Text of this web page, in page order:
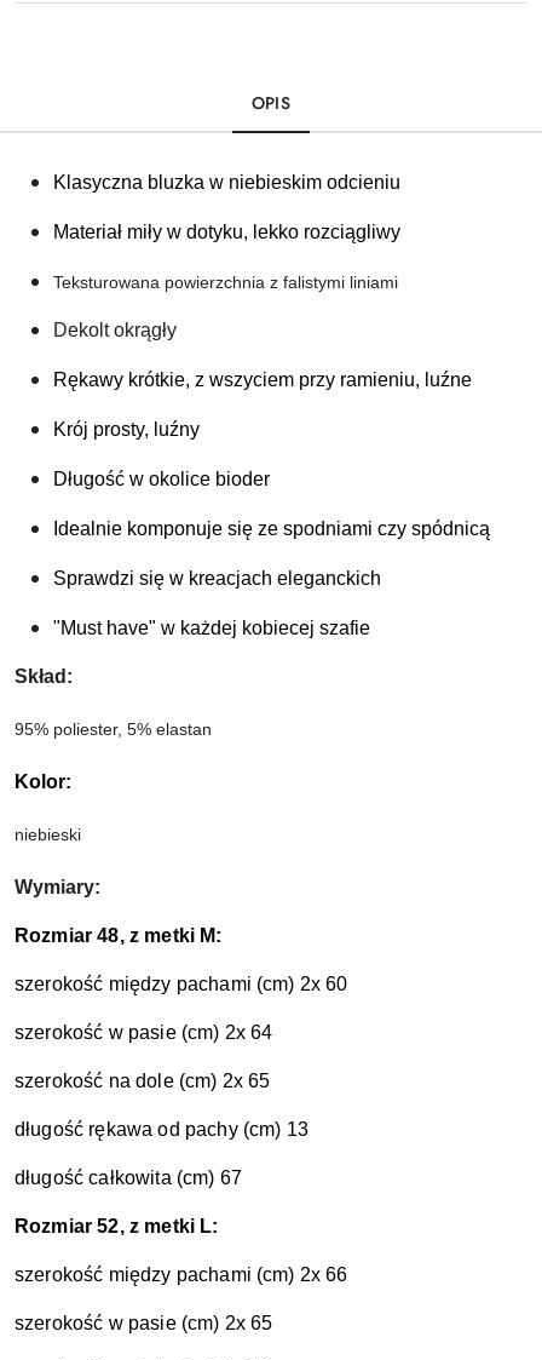
OPIS
Klasyczna bluzka w niebieskim odcieniu
Materiał miły w dotyku, lekko rozciągliwy
Teksturowana powierzchnia z falistymi liniami
Dekolt okrągły
Rękawy krótkie, z wszyciem przy ramieniu, luźne
Krój prosty, luźny
Długość w okolice bioder
Idealnie komponuje się ze spodniami czy spódnicą
Sprawdzi się w kreacjach eleganckich
"Must have" w każdej kobiecej szafie
Skład:
95% poliester, 5% elastan
Kolor:
niebieski
Wymiary:
Rozmiar 48, z metki M:
szerokość między pachami (cm) 2x 60
szerokość w pasie (cm) 2x 64
szerokość na dole (cm) 2x 65
długość rękawa od pachy (cm) 13
długość całkowita (cm) 67
Rozmiar 52, z metki L:
szerokość między pachami (cm) 2x 66
szerokość w pasie (cm) 2x 65